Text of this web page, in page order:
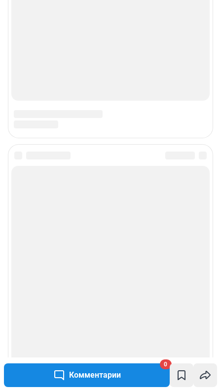
Комментарии
0